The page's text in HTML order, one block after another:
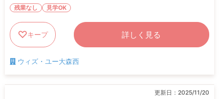
残業なし 見学OK
キープ 詳しく見る
ウィズ・ユー大森西
更新日： 2025/11/20